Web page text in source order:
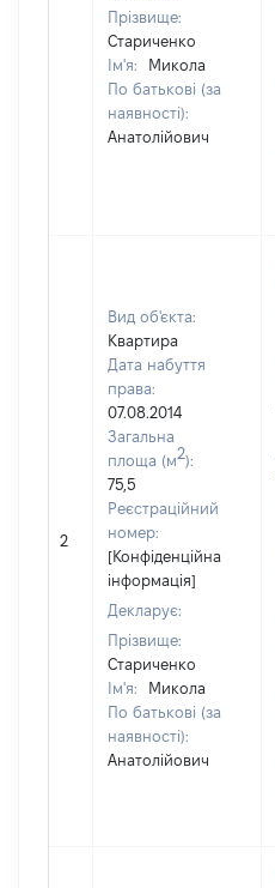
Прізвище:
Стариченко
Ім'я:
Микола
По батькові (за
наявності):
Анатолійович
2
Вид об'єкта:
Квартира
Дата набуття
права:
07.08.2014
Загальна
площа (м2):
75,5
Реєстраційний
номер:
[Конфіденційна
інформація]
Декларує:
Прізвище:
Стариченко
Ім'я:
Микола
По батькові (за
наявності):
Анатолійович